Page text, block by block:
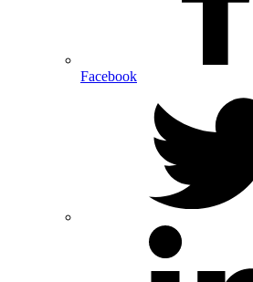
Facebook